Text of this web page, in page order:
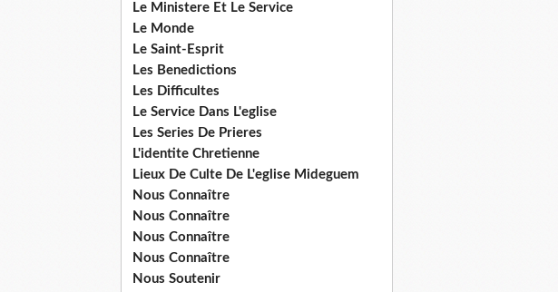
Le Ministere Et Le Service
Le Monde
Le Saint-Esprit
Les Benedictions
Les Difficultes
Le Service Dans L'eglise
Les Series De Prieres
L'identite Chretienne
Lieux De Culte De L'eglise Mideguem
Nous Connaître
Nous Connaître
Nous Connaître
Nous Connaître
Nous Soutenir